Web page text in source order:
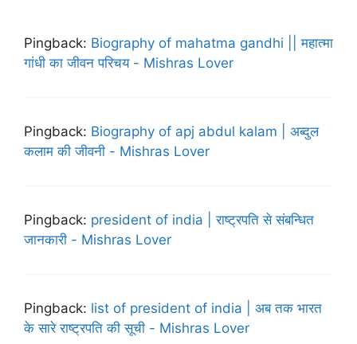
Pingback: Biography of mahatma gandhi || महात्मा
गांधी का जीवन परिचय - Mishras Lover
Pingback: Biography of apj abdul kalam | अब्दुल
कलाम की जीवनी - Mishras Lover
Pingback: president of india | राष्ट्रपति से संबन्धित
जानकारी - Mishras Lover
Pingback: list of president of india | अब तक भारत
के सारे राष्ट्रपति की सूची - Mishras Lover